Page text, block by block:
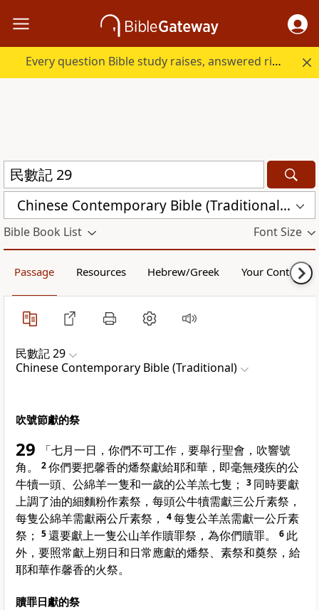
Every question Bible study raises, answered right here.
Chinese Contemporary Bible (Traditional) (CCBT)
Bible Book List Font Size
Passage Resources Hebrew/Greek Your Content
民數記 29
Chinese Contemporary Bible (Traditional)
吹號節獻的祭
29
「七月一日，你們不可工作，要舉行聖會，吹響號
角。
2你們要把馨香的燔祭獻給耶和華，即毫無殘疾的公
牛犢一頭、公綿羊一隻和一歲的公羊羔七隻；
3 同時要獻
上調了油的細麵粉作素祭，每頭公牛犢需獻三公斤素祭，
每隻公綿羊需獻兩公斤素祭，
4每隻公羊羔需獻一公斤素
祭；
5還要獻上一隻公山羊作贖罪祭，為你們贖罪。 6 此
外，要照常獻上朔日和日常應獻的燔祭、素祭和奠祭，給
耶和華作馨香的火祭。
贖罪日獻的祭